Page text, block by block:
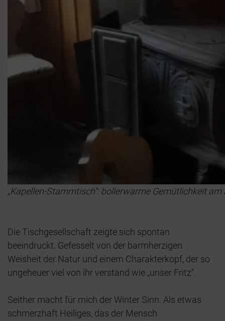
„Kapellen-Stammtisch“: bollerwarme Gemütlichkeit am
Die Tischgesellschaft zeigte sich spontan
beeindruckt. Gefesselt von der barmherzigen
Weisheit der Natur und einem Charakterkopf, der so
ungeheuer viel von ihr verstand wie „unser Fritz“.
Seither macht für mich der Winter Sinn. Als etwas
schmerzhaft Heiliges, das der Mensch